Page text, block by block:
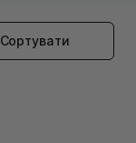
Сортувати